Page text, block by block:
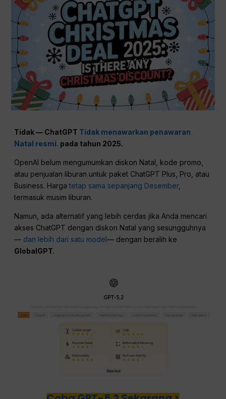
Tidak — ChatGPT Tidak menawarkan penawaran
Natal resmi. pada tahun 2025.
OpenAI belum mengumumkan diskon Natal, kode promo,
atau penjualan liburan untuk paket ChatGPT Plus, Pro, atau
Business. Hargatetap sama sepanjang Desember,
termasuk musim liburan.
Namun, ada alternatif yang lebih cerdas jika Anda mencari
akses ChatGPT dengan diskon Natal yang sesungguhnya
— dan lebih dari satu model— dengan beralih ke
GlobalGPT.